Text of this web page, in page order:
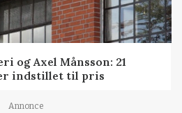
og Axel Månsson: 21
indstillet til pris
Annonce